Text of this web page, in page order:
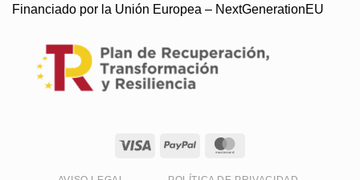
Financiado por la Unión Europea – NextGenerationEU
Resuelvo todas tus preguntas